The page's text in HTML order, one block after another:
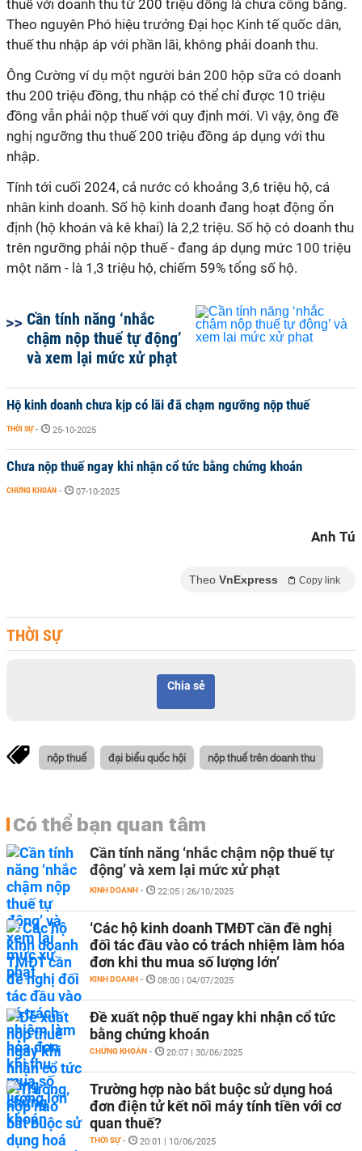
thuế với doanh thu từ 200 triệu đồng là chưa công bằng.
Theo nguyên Phó hiệu trưởng Đại học Kinh tế quốc dân,
thuế thu nhập áp với phần lãi, không phải doanh thu.
Ông Cường ví dụ một người bán 200 hộp sữa có doanh
thu 200 triệu đồng, thu nhập có thể chỉ được 10 triệu
đồng vẫn phải nộp thuế với quy định mới. Vì vậy, ông đề
nghị ngưỡng thu thuế 200 triệu đồng áp dụng với thu
nhập.
Tính tới cuối 2024, cả nước có khoảng 3,6 triệu hộ, cá
nhân kinh doanh. Số hộ kinh doanh đang hoạt động ổn
định (hộ khoán và kê khai) là 2,2 triệu. Số hộ có doanh thu
trên ngưỡng phải nộp thuế - đang áp dụng mức 100 triệu
một năm - là 1,3 triệu hộ, chiếm 59% tổng số hộ.
Cần tính năng ‘nhắc
chậm nộp thuế tự động’
và xem lại mức xử phạt
Hộ kinh doanh chưa kịp có lãi đã chạm ngưỡng nộp thuế
THỜI SỰ - 25-10-2025
Chưa nộp thuế ngay khi nhận cổ tức bằng chứng khoán
CHỨNG KHOÁN - 07-10-2025
Anh Tú
Theo VnExpress Copy link
THỜI SỰ
Chia sẻ
nộp thuế đại biểu quốc hội nộp thuế trên doanh thu
Có thể bạn quan tâm
Cần tính năng ‘nhắc chậm nộp thuế tự
động’ và xem lại mức xử phạt
KINH DOANH - 22:05 | 26/10/2025
‘Các hộ kinh doanh TMĐT cần đề nghị
đối tác đầu vào có trách nhiệm làm hóa
đơn khi thu mua số lượng lớn’
KINH DOANH - 08:00 | 04/07/2025
Đề xuất nộp thuế ngay khi nhận cổ tức
bằng chứng khoán
CHỨNG KHOÁN - 20:07 | 30/06/2025
Trường hợp nào bắt buộc sử dụng hoá
đơn điện tử kết nối máy tính tiền với cơ
quan thuế?
THỜI SỰ - 20:01 | 10/06/2025